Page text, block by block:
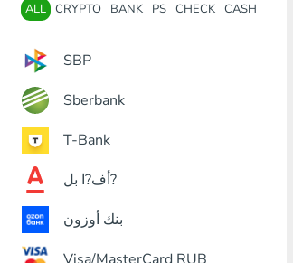
ALL CRYPTO BANK PS CHECK CASH
SBP
Sberbank
T-Bank
أف?ا بل?
بنك أوزون
Visa/MasterCard RUB